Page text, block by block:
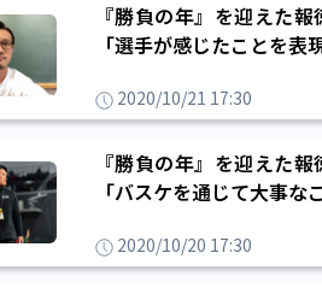
『勝負の年』を迎えた
「選手が感じたことを表
2020/10/21 17:30
『勝負の年』を迎えた
「バスケを通じて大事な
2020/10/20 17:30